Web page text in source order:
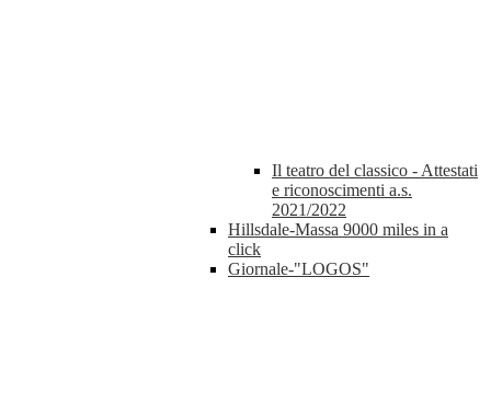
Il teatro del classico - Attestati
e riconoscimenti a.s.
2021/2022
Hillsdale-Massa 9000 miles in a
click
Giornale-"LOGOS"